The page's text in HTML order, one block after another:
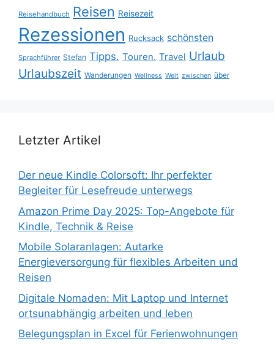
Reisehandbuch Reisen Reisezeit
Rezessionen Rucksack schönsten
Sprachführer Stefan Tipps. Touren. Travel Urlaub
Urlaubszeit Wanderungen Wellness Welt zwischen über
Letzter Artikel
Der neue Kindle Colorsoft: Ihr perfekter
Begleiter für Lesefreude unterwegs
Amazon Prime Day 2025: Top-Angebote für
Kindle, Technik & Reise
Mobile Solaranlagen: Autarke
Energieversorgung für flexibles Arbeiten und
Reisen
Digitale Nomaden: Mit Laptop und Internet
ortsunabhängig arbeiten und leben
Belegungsplan in Excel für Ferienwohnungen